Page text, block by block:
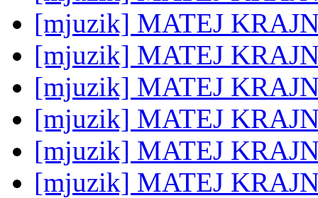
[mjuzik] MATEJ
[mjuzik] MATEJ
[mjuzik] MATEJ
[mjuzik] MATEJ
[mjuzik] MATEJ
[mjuzik] MATEJ